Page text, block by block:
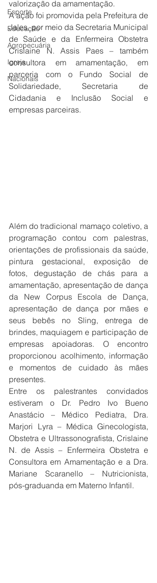
Esporte
Educação
Agropecuária
Igreja
Nacionais
valorização da amamentação.
A ação foi promovida pela Prefeitura de
Jales, por meio da Secretaria Municipal
de Saúde e da Enfermeira Obstetra
Crislaine N. Assis Paes – também
consultora em amamentação, em
parceria com o Fundo Social de
Solidariedade, Secretaria de
Cidadania e Inclusão Social e
empresas parceiras.
Além do tradicional mamaço coletivo, a
programação contou com palestras,
orientações de profissionais da saúde,
pintura gestacional, exposição de
fotos, degustação de chás para a
amamentação, apresentação de dança
da New Corpus Escola de Dança,
apresentação de dança por mães e
seus bebês no Sling, entrega de
brindes, maquiagem e participação de
empresas apoiadoras. O encontro
proporcionou acolhimento, informação
e momentos de cuidado às mães
presentes.
Entre os palestrantes convidados
estiveram o Dr. Pedro Ivo Bueno
Anastácio – Médico Pediatra, Dra.
Marjori Lyra – Médica Ginecologista,
Obstetra e Ultrassonografista, Crislaine
N. de Assis – Enfermeira Obstetra e
Consultora em Amamentação e a Dra.
Mariane Scaranello – Nutricionista,
pós-graduanda em Materno Infantil.